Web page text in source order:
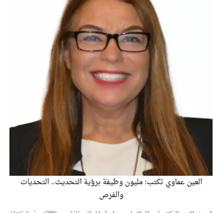
الأمن يتلف 16 مليون حبة كبتاجون و1480 كغم مواد مخدرة
النواب يقر مشروع تعديل قانون الملكية العقارية
القاضي يلتقي رؤساء تحرير الصحف اليومية ويؤكد حرص مجلس
النواب على شراكة فاعلة مع الإعلام
دعوة المكلفين بخدمة العلم (الدفعة الثالثة) إلى مراجعة منصة خدمة
العلم
الملك يلتقي مجموعة من رفاق السلاح
الملك يتلقى اتصالا هاتفيا من العاهل البحريني
القاضي محمود أحمد فريحات.. مبارك ومزيدا من التوفيق
العين عماوي تكتب: مليون وظيفة برؤية التحديث.. التحديات
والفرص